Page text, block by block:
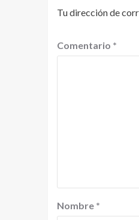
Tu dirección de
Comentario *
Nombre *